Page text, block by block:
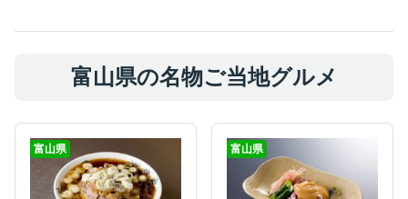
富山県の名物ご当地グルメ
富山県 富山県